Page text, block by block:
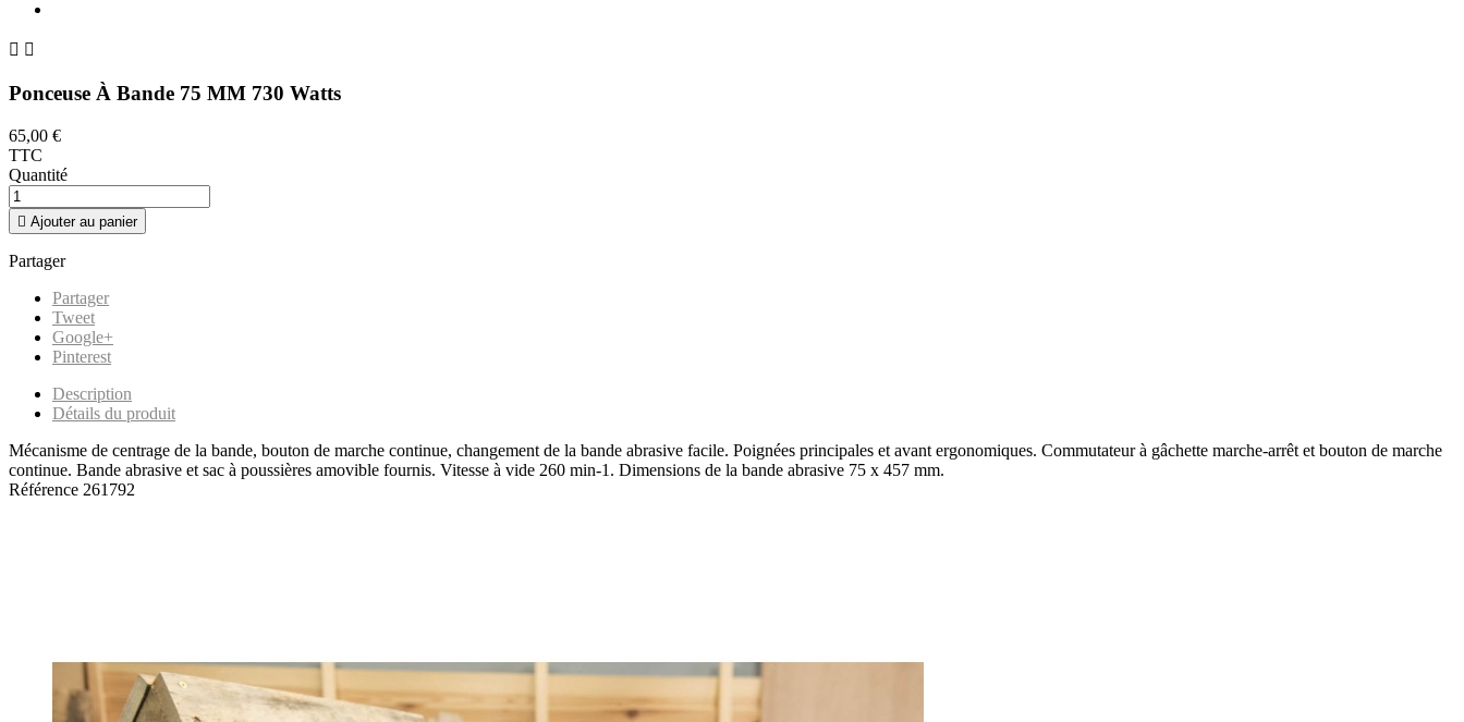
 
Ponceuse À Bande 75 MM 730 Watts
65,00 €
TTC
Quantité
 Ajouter au panier
Partager
Partager
Tweet
Google+
Pinterest
Description
Détails du produit
Mécanisme de centrage de la bande, bouton de marche continue, changement de la bande abrasive facile. Poignées principales et avant ergonomiques. Commutateur à gâchette marche-arrêt et bouton de marche
continue. Bande abrasive et sac à poussières amovible fournis. Vitesse à vide 260 min-1. Dimensions de la bande abrasive 75 x 457 mm.
Référence 261792